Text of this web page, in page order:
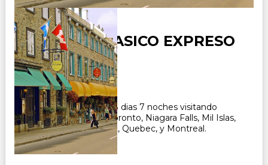
CANADA CLASICO EXPRESO
Duración:
8Días7Noches
Paquete Turistico de 8 dias 7 noches visitando
Canada, recorriendo Toronto, Niagara Falls, Mil Islas,
Ottawa, Mt.Tremblant, Quebec, y Montreal.
CONSULTAR